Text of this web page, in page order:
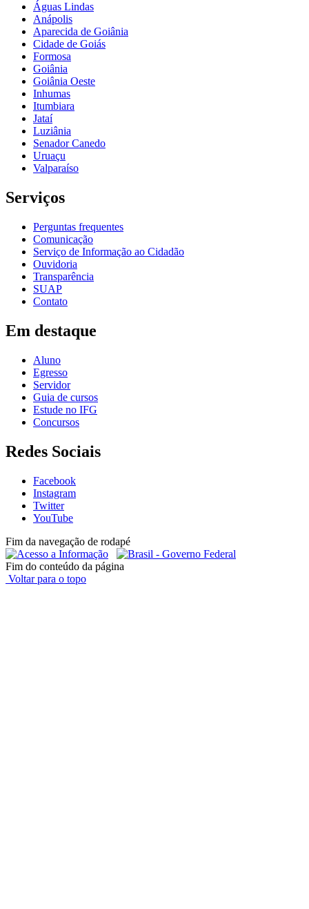
Águas Lindas
Anápolis
Aparecida de Goiânia
Cidade de Goiás
Formosa
Goiânia
Goiânia Oeste
Inhumas
Itumbiara
Jataí
Luziânia
Senador Canedo
Uruaçu
Valparaíso
Serviços
Perguntas frequentes
Comunicação
Serviço de Informação ao Cidadão
Ouvidoria
Transparência
SUAP
Contato
Em destaque
Aluno
Egresso
Servidor
Guia de cursos
Estude no IFG
Concursos
Redes Sociais
Facebook
Instagram
Twitter
YouTube
Fim da navegação de rodapé
Fim do conteúdo da página
Voltar para o topo